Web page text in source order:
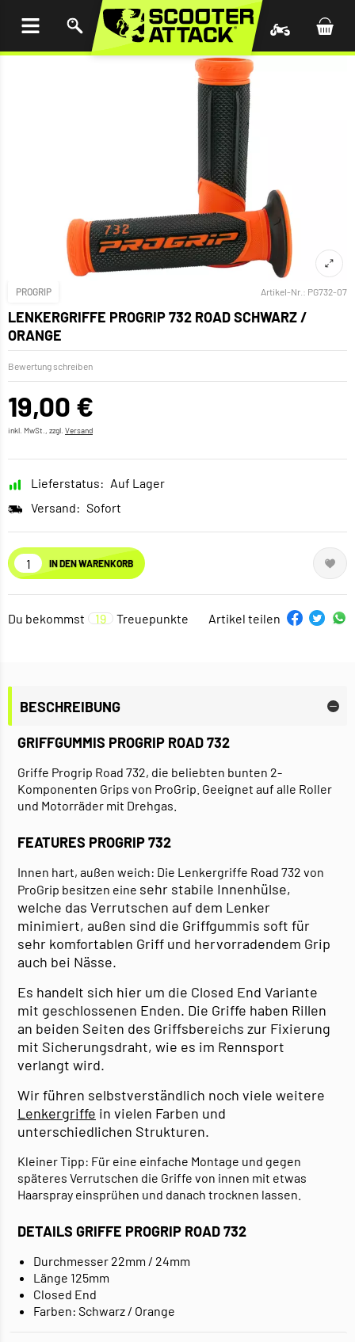
PROGRIP Artikel-Nr.: PG732-07
LENKERGRIFFE PROGRIP 732 ROAD SCHWARZ /
ORANGE
Bewertung schreiben
19,00 €
inkl. MwSt., zzgl. Versand
Lieferstatus: Auf Lager
Versand: Sofort
IN DEN WARENKORB
Du bekommst 19 Treuepunkte Artikel teilen
BESCHREIBUNG
GRIFFGUMMIS PROGRIP ROAD 732
Griffe Progrip Road 732, die beliebten bunten 2-
Komponenten Grips von ProGrip. Geeignet auf alle Roller
und Motorräder mit Drehgas.
FEATURES PROGRIP 732
Innen hart, außen weich: Die Lenkergriffe Road 732 von
ProGrip besitzen eine sehr stabile Innenhülse,
welche das Verrutschen auf dem Lenker
minimiert, außen sind die Griffgummis soft für
sehr komfortablen Griff und hervorradendem Grip
auch bei Nässe.
Es handelt sich hier um die Closed End Variante
mit geschlossenen Enden. Die Griffe haben Rillen
an beiden Seiten des Griffsbereichs zur Fixierung
mit Sicherungsdraht, wie es im Rennsport
verlangt wird.
Wir führen selbstverständlich noch viele weitere
Lenkergriffe in vielen Farben und
unterschiedlichen Strukturen.
Kleiner Tipp: Für eine einfache Montage und gegen
späteres Verrutschen die Griffe von innen mit etwas
Haarspray einsprühen und danach trocknen lassen.
DETAILS GRIFFE PROGRIP ROAD 732
Durchmesser 22mm / 24mm
Länge 125mm
Closed End
Farben: Schwarz / Orange